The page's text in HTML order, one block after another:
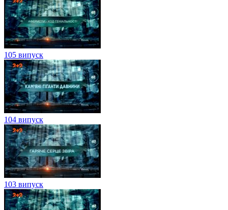
105 випуск
104 випуск
103 випуск